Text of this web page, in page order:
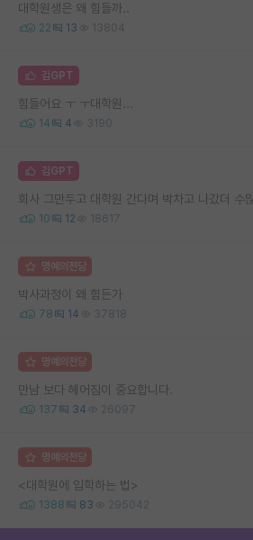
대학원생은 왜 힘들까..
22 13 13804
김GPT
힘들어요 ㅜ ㅜ대학원...
14 4 3190
김GPT
회사 그만두고 대학원 간다며 박차고 나갔더 수
10 12 18617
명예의전당
박사과정이 왜 힘든가
78 14 37818
명예의전당
만남 보다 헤어짐이 중요합니다.
137 34 26097
명예의전당
<대학원에 입학하는 법>
1388 83 295042